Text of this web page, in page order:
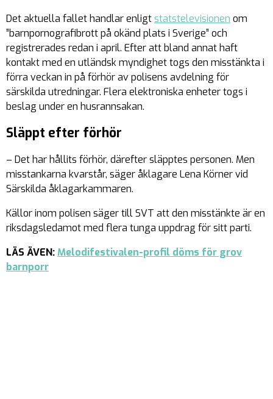
Det aktuella fallet handlar enligtstatstelevisionen om
”barnpornografibrott på okänd plats i Sverige” och
registrerades redan i april. Efter att bland annat haft
kontakt med en utländsk myndighet togs den misstänkta i
förra veckan in på förhör av polisens avdelning för
särskilda utredningar. Flera elektroniska enheter togs i
beslag under en husrannsakan.
Släppt efter förhör
– Det har hållits förhör, därefter släpptes personen. Men
misstankarna kvarstår, säger åklagare Lena Körner vid
Särskilda åklagarkammaren.
Källor inom polisen säger till SVT att den misstänkte är en
riksdagsledamot med flera tunga uppdrag för sitt parti.
LÄS ÄVEN:Melodifestivalen-profil döms för grov
barnporr